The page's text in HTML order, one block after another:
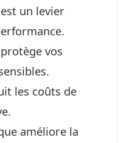
un levier
vos
les coûts de
améliore la